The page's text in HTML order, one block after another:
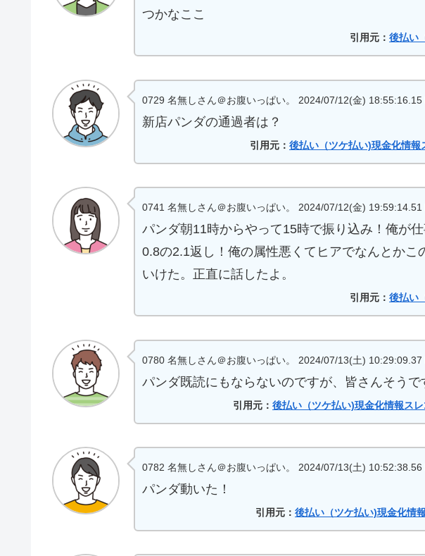
つかなここ
引用元： 後払い
0729 名無しさん＠お腹いっぱい。 2024/07/12(金)
新店パンダの通過者は？
引用元： 後払い（ツケ払い)現金化情報
0741 名無しさん＠お腹いっぱい。 2024/07/12(金)
パンダ朝11時からやって15時で振り込み！俺が
0.8の2.1返し！俺の属性悪くてヒアでなんとかこ
いけた。正直に話したよ。
引用元： 後払い
0780 名無しさん＠お腹いっぱい。 2024/07/13(土) 10:29:09.37
パンダ既読にもならないのですが、皆さんそうで
引用元： 後払い（ツケ払い)現金化情報ス
0782 名無しさん＠お腹いっぱい。 2024/07/13(土)
パンダ動いた！
引用元： 後払い（ツケ払い)現金化情